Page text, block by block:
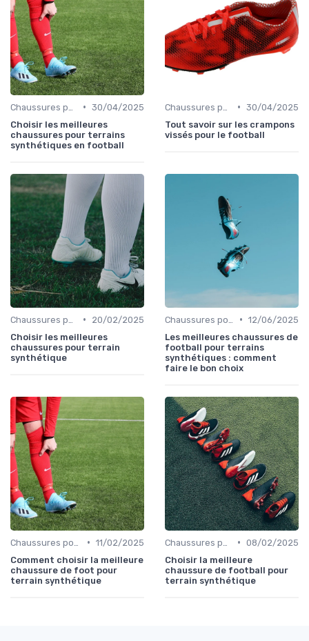
• 30/04/2025
Choisir les meilleures
chaussures pour terrains
synthétiques en football
• 30/04/2025
Tout savoir sur les crampons
vissés pour le football
•
20/02/2025
Choisir les meilleures
chaussures pour terrain
synthétique
• 12/06/2025
Les meilleures chaussures de
football pour terrains
synthétiques : comment
faire le bon choix
• 11/02/2025
Comment choisir la meilleure
chaussure de foot pour
terrain synthétique
• 08/02/2025
Choisir la meilleure
chaussure de football pour
terrain synthétique